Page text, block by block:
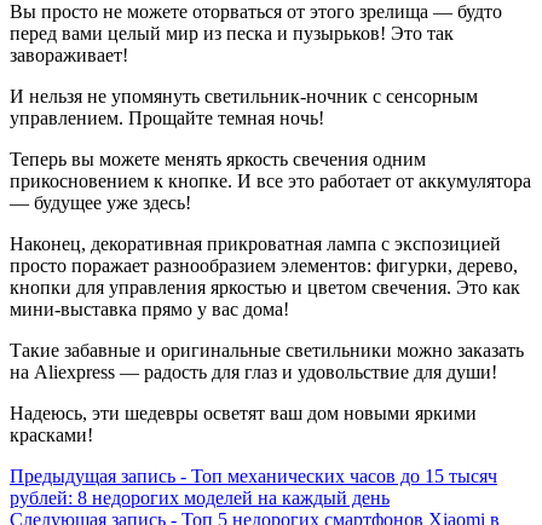
Вы просто не можете оторваться от этого зрелища — будто
перед вами целый мир из песка и пузырьков! Это так
завораживает!
И нельзя не упомянуть светильник-ночник с сенсорным
управлением. Прощайте темная ночь!
Теперь вы можете менять яркость свечения одним
прикосновением к кнопке. И все это работает от аккумулятора
— будущее уже здесь!
Наконец, декоративная прикроватная лампа с экспозицией
просто поражает разнообразием элементов: фигурки, дерево,
кнопки для управления яркостью и цветом свечения. Это как
мини-выставка прямо у вас дома!
Такие забавные и оригинальные светильники можно заказать
на Aliexpress — радость для глаз и удовольствие для души!
Надеюсь, эти шедевры осветят ваш дом новыми яркими
красками!
Навигация
по
Предыдущая запись - Предыдущая
запись:
Топ механических часов до 15 тысяч
рублей: 8 недорогих моделей на каждый день
Следующая запись - Следующая
Топ 5 недорогих смартфонов Xiaomi в